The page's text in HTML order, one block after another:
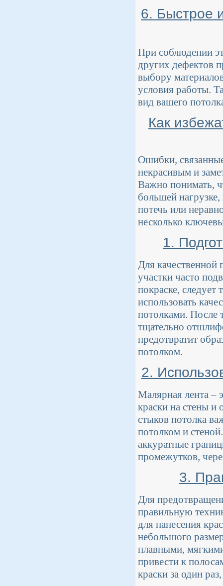
6. Быстрое
При соблюдении
других дефектов
выбору
условия работы.
вид вашего
Как
Ошибки,
некрасивым и
Важно понимать,
большей
потечь или
несколько
1.
Для качественной
участки часто
покраске,
использовать
потолками. После
тщательно
предотвратит
потолком.
2.
Малярная лента –
краски на стены и
стыков потолка
потолком и
аккуратные
промежутков,
3.
Для
правильную
для нанесения
небольшого
плавными,
привести к
краски за один